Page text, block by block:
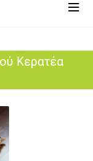
Κερατέα